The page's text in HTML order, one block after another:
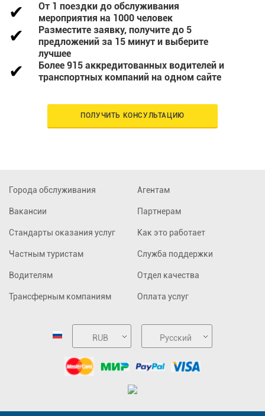
От 1 поездки до обслуживания
мероприятия на 1000 человек
Разместите заявку, получите до 5
предложений за 15 минут и выберите
лучшее
Более 915 аккредитованных водителей и
транспортных компаний на одном сайте
ПОЛУЧИТЬ КОНСУЛЬТАЦИЮ
Города обслуживания
Вакансии
Стандарты оказания услуг
Частным туристам
Водителям
Трансферным компаниям
Агентам
Партнерам
Как это работает
Служба поддержки
Отдел качества
Оплата услуг
RUB Русский